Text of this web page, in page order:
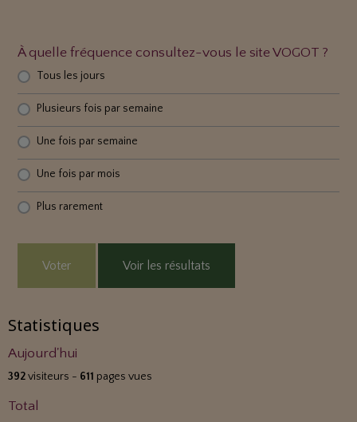
À quelle fréquence consultez-vous le site VOGOT ?
Tous les jours
Plusieurs fois par semaine
Une fois par semaine
Une fois par mois
Plus rarement
Voter Voir les résultats
Statistiques
Aujourd'hui
392visiteurs - 611 pages vues
Total